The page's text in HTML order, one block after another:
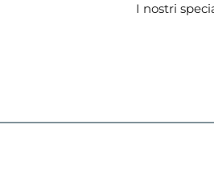
I nostri